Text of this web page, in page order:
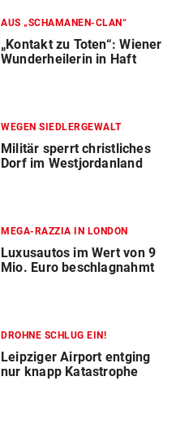
AUS „SCHAMANEN-CLAN“
„Kontakt zu Toten“: Wiener
Wunderheilerin in Haft
WEGEN SIEDLERGEWALT
Militär sperrt christliches
Dorf im Westjordanland
MEGA-RAZZIA IN LONDON
Luxusautos im Wert von 9
Mio. Euro beschlagnahmt
DROHNE SCHLUG EIN!
Leipziger Airport entging
nur knapp Katastrophe